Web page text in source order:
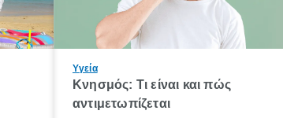
Υγεία
Κνησμός: Τι είναι και πώς
αντιμετωπίζεται